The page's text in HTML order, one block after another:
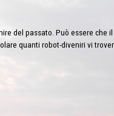
del passato. Può essere che
quanti robot-diveniri vi